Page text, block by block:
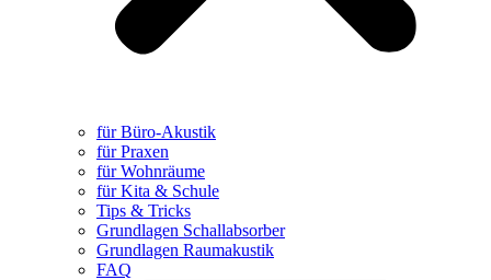
für Büro-Akustik
für Praxen
für Wohnräume
für Kita & Schule
Tips & Tricks
Grundlagen Schallabsorber
Grundlagen Raumakustik
FAQ